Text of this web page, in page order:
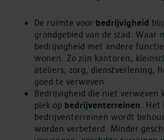
De ruimte voor bedrijvigheid
grondgebied van de stad. Waar
bedrijvigheid met andere
wonen. Zo zijn kantoren,
ateliers, zorg, dienstverlening,
goed te verweven.
Bedrijvigheid die niet verweven
plek op bedrijventerreinen. Het
bedrijventerreinen wordt
worden verbeterd. Minder